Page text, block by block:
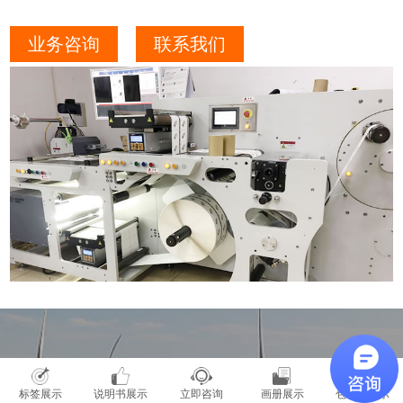
业务咨询 联系我们
标签展示 说明书展示 立即咨询 画册展示 包装盒展示